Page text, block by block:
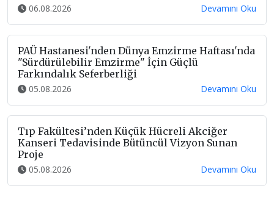
06.08.2026 Devamını Oku
PAÜ Hastanesi'nden Dünya Emzirme Haftası'nda
"Sürdürülebilir Emzirme" İçin Güçlü
Farkındalık Seferberliği
05.08.2026 Devamını Oku
Tıp Fakültesi’nden Küçük Hücreli Akciğer
Kanseri Tedavisinde Bütüncül Vizyon Sunan
Proje
05.08.2026 Devamını Oku